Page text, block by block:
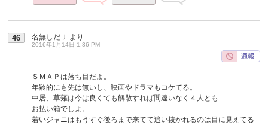
46 名無しだＪ より
2016年1月14日 1:36 PM
ＳＭＡＰは落ち目だよ。
年齢的にも先は無いし、映画やドラマもコケてる。
中居、草薙は今は良くても解散すれば間違いなく４人とも
お払い箱でしよ。
若いジャニはもうすぐ後ろまで来てて追い抜かれるのは目に見えてる